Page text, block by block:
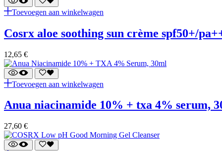
Toevoegen aan winkelwagen
cosrx aloe soothing sun crème spf50+/
12,65 €
Toevoegen aan winkelwagen
anua niacinamide 10% + txa 4% serum,
27,60 €